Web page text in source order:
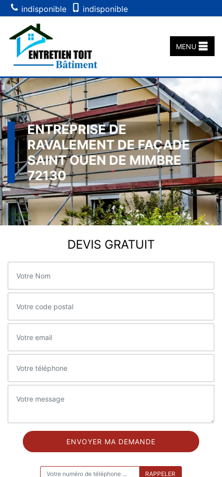
indisponible indisponible
MENU
ENTREPRISE DE
RAVALEMENT DE FAÇADE
SAINT OUEN DE MIMBRE
72130
DEVIS GRATUIT